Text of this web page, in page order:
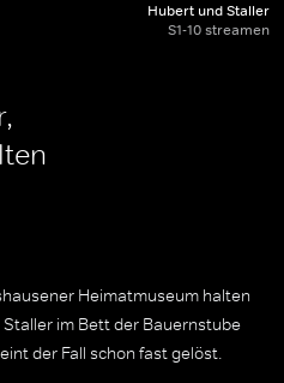
Hubert und Staller
S1-10 streamen
Heimatmuseum halten
im Bett der Bauernstube
der Fall schon fast gelöst.